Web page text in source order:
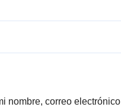
nombre, correo